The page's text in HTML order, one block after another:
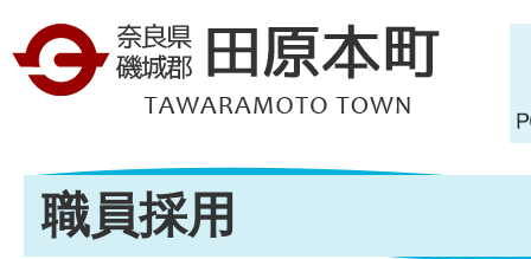
職員採用